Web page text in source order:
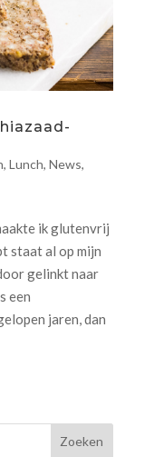
, Lunch, News,
ik glutenvrij
staat al op mijn
gelinkt naar
een
jaren, dan